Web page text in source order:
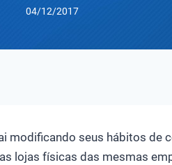
04/12/2017
modificando seus hábitos de
lojas físicas das mesmas